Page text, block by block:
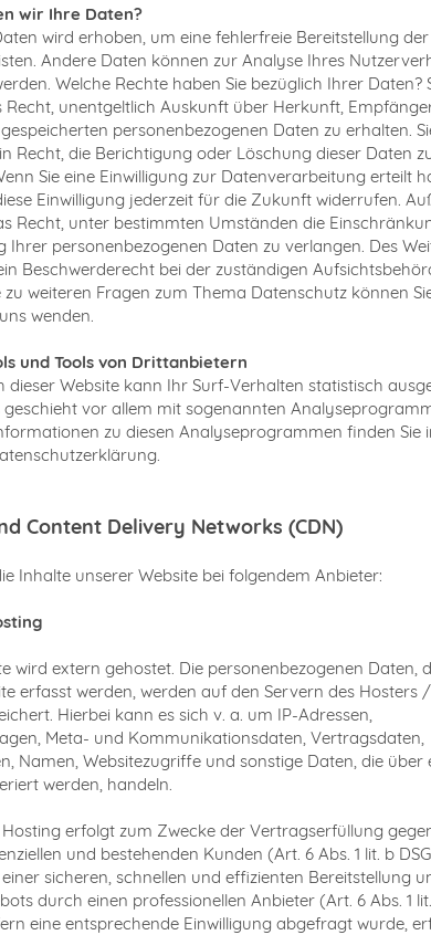
wir Ihre Daten?
wird erhoben, um eine fehlerfreie Bereitstellung
Andere Daten können zur Analyse Ihres
Welche Rechte haben Sie bezüglich Ihrer Daten?
Recht, unentgeltlich Auskunft über Herkunft,
personenbezogenen Daten zu erhalten.
Recht, die Berichtigung oder Löschung dieser Daten
Sie eine Einwilligung zur Datenverarbeitung erteilt
Einwilligung jederzeit für die Zukunft widerrufen.
Recht, unter bestimmten Umständen die
Ihrer personenbezogenen Daten zu verlangen. Des
Beschwerderecht bei der zuständigen
zu weiteren Fragen zum Thema Datenschutz können
wenden.
und Tools von Drittanbietern
dieser Website kann Ihr Surf-Verhalten statistisch
geschieht vor allem mit sogenannten
zu diesen Analyseprogrammen finden Sie
Content Delivery Networks (CDN)
Inhalte unserer Website bei folgendem Anbieter:
wird extern gehostet. Die personenbezogenen Daten,
erfasst werden, werden auf den Servern des Hosters
Hierbei kann es sich v. a. um IP-Adressen,
Meta- und Kommunikationsdaten, Vertragsdaten,
Namen, Websitezugriffe und sonstige Daten, die über
werden, handeln.
erfolgt zum Zwecke der Vertragserfüllung
und bestehenden Kunden (Art. 6 Abs. 1 lit. b
sicheren, schnellen und effizienten Bereitstellung
durch einen professionellen Anbieter (Art. 6 Abs. 1
eine entsprechende Einwilligung abgefragt wurde,